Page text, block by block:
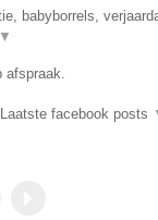
babyborrels,
▼
afspraak.
Laatste facebook posts